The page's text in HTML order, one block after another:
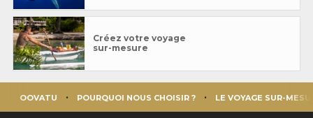
Créez votre voyage
sur-mesure
OOVATU POURQUOI NOUS CHOISIR ? LE VOYAGE SUR-